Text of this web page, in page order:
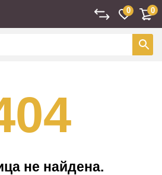
0 0
не найдена.